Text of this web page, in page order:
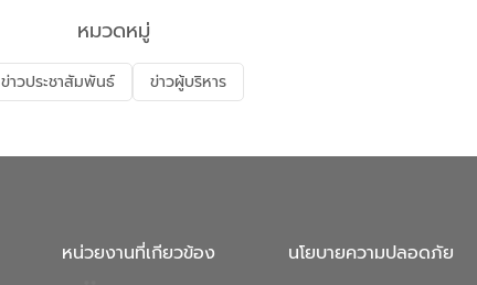
หมวดหมู่
ข่าวประชาสัมพันธ์ ข่าวผู้บริหาร
หน่วยงานที่เกียวข้อง นโยบายความปลอดภัย